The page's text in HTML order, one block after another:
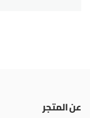
عن المتجر